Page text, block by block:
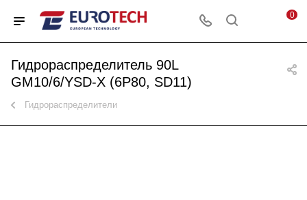
0
Гидрораспределитель 90L
GM10/6/YSD-X (6P80, SD11)
Гидрораспределители